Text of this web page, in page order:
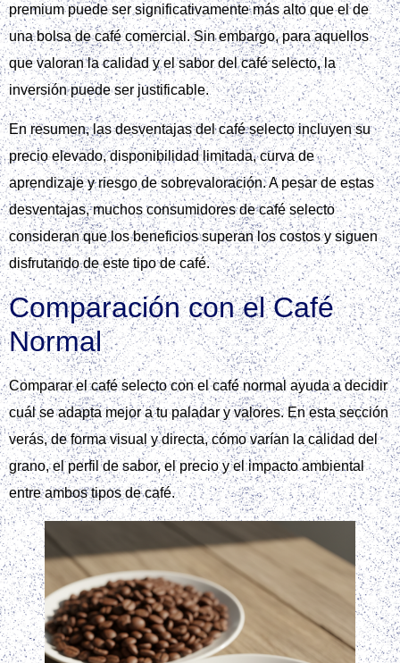
premium puede ser significativamente más alto que el de
una bolsa de café comercial. Sin embargo, para aquellos
que valoran la calidad y el sabor del café selecto, la
inversión puede ser justificable.
En resumen, las desventajas del café selecto incluyen su
precio elevado, disponibilidad limitada, curva de
aprendizaje y riesgo de sobrevaloración. A pesar de estas
desventajas, muchos consumidores de café selecto
consideran que los beneficios superan los costos y siguen
disfrutando de este tipo de café.
Comparación con el Café
Normal
Comparar el café selecto con el café normal ayuda a decidir
cuál se adapta mejor a tu paladar y valores. En esta sección
verás, de forma visual y directa, cómo varían la calidad del
grano, el perfil de sabor, el precio y el impacto ambiental
entre ambos tipos de café.